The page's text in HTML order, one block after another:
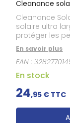
Cleanance
Cleanance
solaire ultra
protéger les
quotidien.
réducteur, il
boutons et
dues à
laisse sur la
à l’application
maquillage au
résistante à
En savoir plus
EAN :
En stock
24,95 € TTC